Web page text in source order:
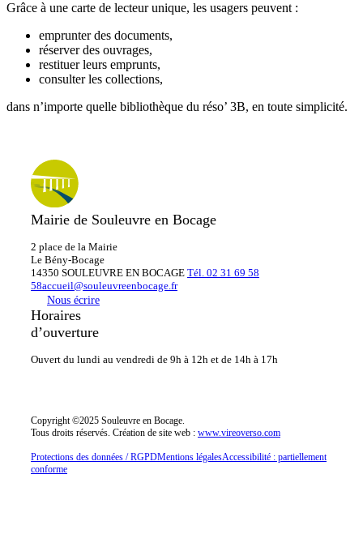
Grâce à une carte de lecteur unique, les usagers peuvent :
emprunter des documents,
réserver des ouvrages,
restituer leurs emprunts,
consulter les collections,
dans n’importe quelle bibliothèque du réso’ 3B, en toute simplicité.
Mairie de Souleuvre en Bocage
2 place de la Mairie
Le Bény-Bocage
14350 SOULEUVRE EN BOCAGE Tél. 02 31 69 58
58accueil@souleuvreenbocage.fr
Nous écrire
Horaires
d’ouverture
Ouvert du lundi au vendredi de 9h à 12h et de 14h à 17h
Copyright ©2025 Souleuvre en Bocage.
Tous droits réservés. Création de site web : www.vireoverso.com
Protections des données / RGPDMentions légalesAccessibilité : partiellement
conforme